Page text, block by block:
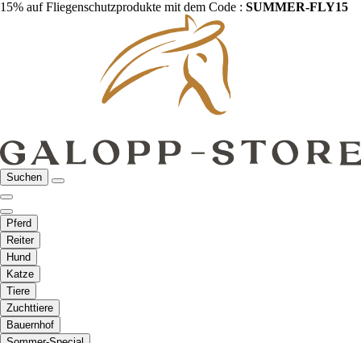
15% auf Fliegenschutzprodukte mit dem Code : SUMMER-FLY15
Suchen
Pferd
Reiter
Hund
Katze
Tiere
Zuchttiere
Bauernhof